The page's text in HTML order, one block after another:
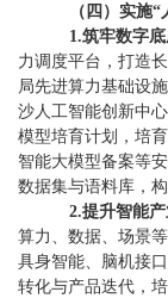
（ 四 ） 实施“
1.筑牢数字底
力调度平台，打造
局先进算力基础设
沙人工智能创新中
模型培育计划，培
智能大模型备案等
数据集与语料库，
2.提升智能产
算力、数据、场景
具身智能、脑机接
转化与产品迭代，